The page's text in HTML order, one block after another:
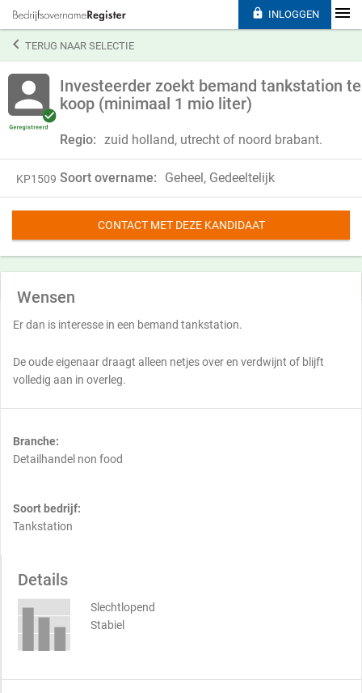
TERUG NAAR SELECTIE
Investeerder zoekt bemand tankstation te
koop (minimaal 1 mio liter)
Regio: zuid holland, utrecht of noord brabant.
KP1509 Soort overname: Geheel, Gedeeltelijk
CONTACT MET DEZE KANDIDAAT
Wensen
Er dan is interesse in een bemand tankstation.
De oude eigenaar draagt alleen netjes over en verdwijnt of blijft
volledig aan in overleg.
Branche:
Detailhandel non food
Soort bedrijf:
Tankstation
Details
Slechtlopend
Stabiel
 INLOGGEN